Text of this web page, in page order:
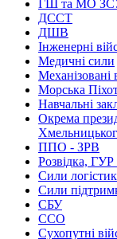
ГШ та МО
ДССТ
ДШВ
Інженерні
Медичні сили
Механізовані
Морська
Навчальні
Окрема
ППО - ЗРВ
Розвідка,
Сили
Сили
СБУ
ССО
Сухопутні